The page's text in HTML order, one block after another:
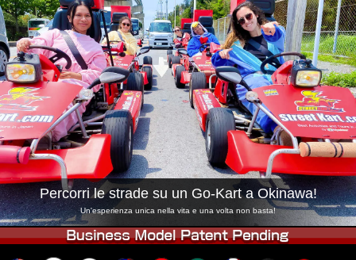
Chi Siamo Specifiche Prezzo
Accesso Recensioni FAQ
Azienda Prenotazioni
Cambia Negozio
Tokyo Shinagawa Tokyo Akihabara#1
Tokyo Akihabara#2 Tokyo Shibuya
Tokyo Shibuya Annex Tokyo Bay
Tokyo Asakusa Osaka
Okinawa
Percorri le strade su un Go-Kart a Okinawa!
Un'esperienza unica nella vita e una volta non basta!